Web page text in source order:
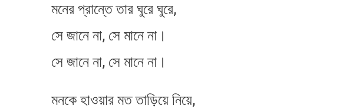
মনের প্রান্তে তার ঘুরে ঘুরে,
সে জানে না, সে মানে না।
সে জানে না, সে মানে না।
মনকে হাওয়ার মত তাড়িয়ে নিয়ে,